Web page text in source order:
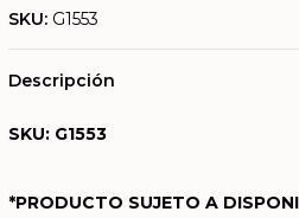
SKU: G1553
Descripción
SKU: G1553
*PRODUCTO SUJETO A